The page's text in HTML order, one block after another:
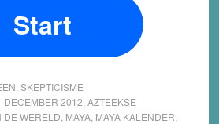
Start
SKEPTICISME
DECEMBER 2012 AZTEEKSE
DE WERELD MAYA, MAYA KALENDER